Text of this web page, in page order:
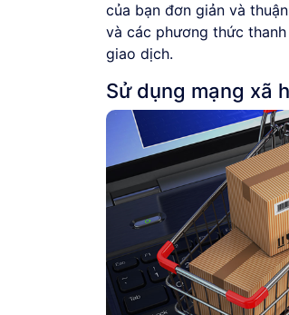
của bạn đơn giản và
và các phương thức
giao dịch.
Sử dụng mạng xã